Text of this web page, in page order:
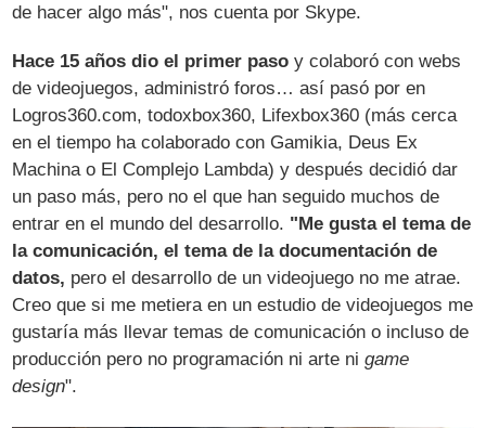
de hacer algo más", nos cuenta por Skype.
Hace 15 años dio el primer pasoy colaboró con webs
de videojuegos, administró foros… así pasó por en
Logros360.com, todoxbox360, Lifexbox360 (más cerca
en el tiempo ha colaborado con Gamikia, Deus Ex
Machina o El Complejo Lambda) y después decidió dar
un paso más, pero no el que han seguido muchos de
entrar en el mundo del desarrollo. "Me gusta el tema de
la comunicación, el tema de la documentación de
datos, pero el desarrollo de un videojuego no me atrae.
Creo que si me metiera en un estudio de videojuegos me
gustaría más llevar temas de comunicación o incluso de
producción pero no programación ni arte nigame
design".